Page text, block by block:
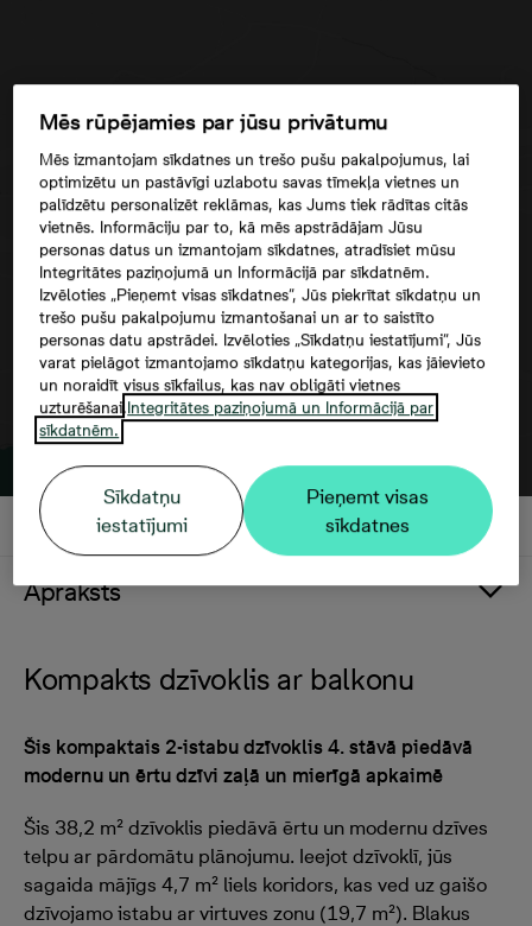
Google maps trešās puses datu
izmantošana
Apraksts
Kompakts dzīvoklis ar balkonu
Šis kompaktais 2-istabu dzīvoklis 4. stāvā piedāvā
modernu un ērtu dzīvi zaļā un mierīgā apkaimē
Šis 38,2 m² dzīvoklis piedāvā ērtu un modernu dzīves
telpu ar pārdomātu plānojumu. Ieejot dzīvoklī, jūs
sagaida mājīgs 4,7 m² liels koridors, kas ved uz gaišo
dzīvojamo istabu ar virtuves zonu (19,7 m²). Blakus
Mēs rūpējamies par jūsu privātumu
Mēs izmantojam sīkdatnes un trešo pušu pakalpojumus, lai
optimizētu un pastāvīgi uzlabotu savas tīmekļa vietnes un
palīdzētu personalizēt reklāmas, kas Jums tiek rādītas citās
vietnēs. Informāciju par to, kā mēs apstrādājam Jūsu
personas datus un izmantojam sīkdatnes, atradīsiet mūsu
Integritātes paziņojumā un Informācijā par sīkdatnēm.
Izvēloties „Pieņemt visas sīkdatnes”, Jūs piekrītat sīkdatņu un
trešo pušu pakalpojumu izmantošanai un ar to saistīto
personas datu apstrādei. Izvēloties „Sīkdatņu iestatījumi”, Jūs
varat pielāgot izmantojamo sīkdatņu kategorijas, kas jāievieto
un noraidīt visus sīkfailus, kas nav obligāti vietnes
uzturēšanai.Integritātes paziņojumā un Informācijā par
sīkdatnēm.
Sīkdatņu
iestatījumi
Pieņemt visas
sīkdatnes